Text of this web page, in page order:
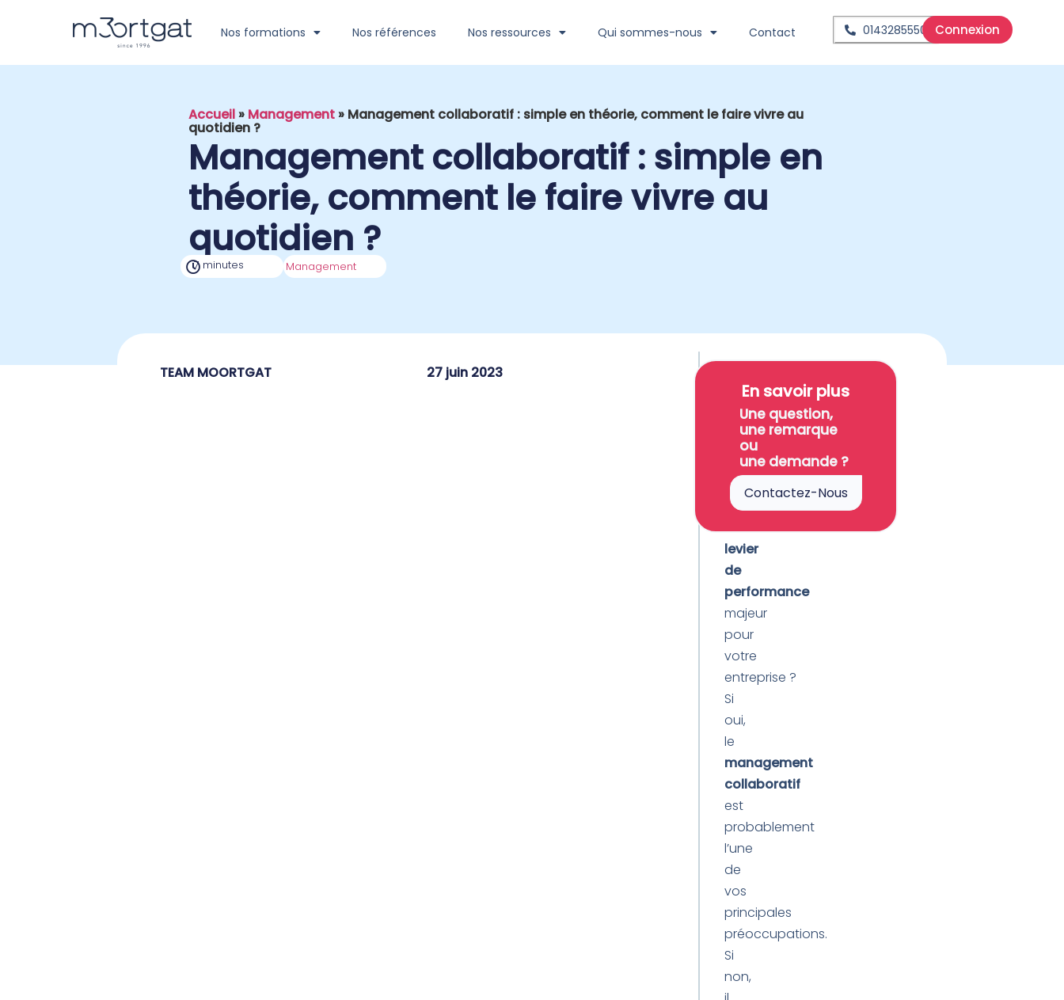
Nos formations Nos références Nos ressources Qui sommes-nous Contact 0143285550 Connexion
Accueil» Management» Management collaboratif : simple en théorie, comment le faire vivre au
quotidien ?
Management collaboratif : simple en
théorie, comment le faire vivre au
quotidien ?
7 minutes Management
TEAM MOORTGAT 27 juin 2023
SOMMAIRE
vous
conscience
que
intelligence
collective
représente
un
levier
de
performance
majeur
pour
votre
entreprise ?
Si
oui,
le
management
collaboratif
est
probablement
l’une
de
vos
principales
préoccupations.
Si
non,
En savoir plus
Une question,
une remarque
ou
une demande ?
Contactez-Nous